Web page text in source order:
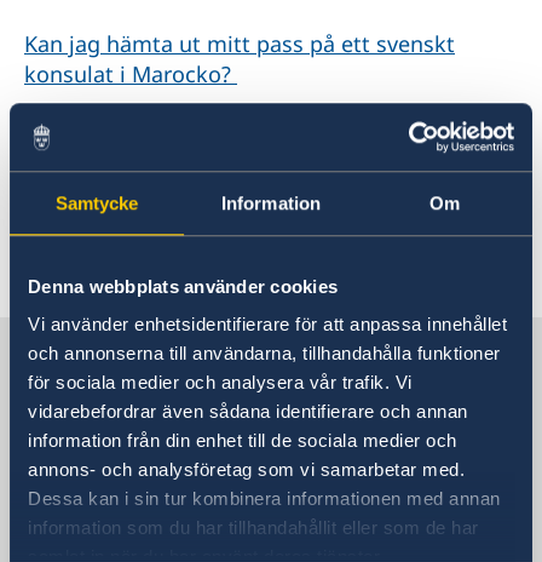
Samtycke Information Om
Denna webbplats använder cookies
Vi använder enhetsidentifierare för att anpassa innehållet
och annonserna till användarna, tillhandahålla funktioner
för sociala medier och analysera vår trafik. Vi
vidarebefordrar även sådana identifierare och annan
information från din enhet till de sociala medier och
annons- och analysföretag som vi samarbetar med.
Dessa kan i sin tur kombinera informationen med annan
information som du har tillhandahållit eller som de har
Kan jag hämta ut mitt pass på ett svenskt
konsulat i Marocko?
Hur registrerar jag mitt nyfödda barn i Sverige
och hur ansöker jag om pass för honom eller
henne?
Sverige i Marocko, Rabat
Sveriges ambassad
Besöksadress
159, Avenue Mohamed VI